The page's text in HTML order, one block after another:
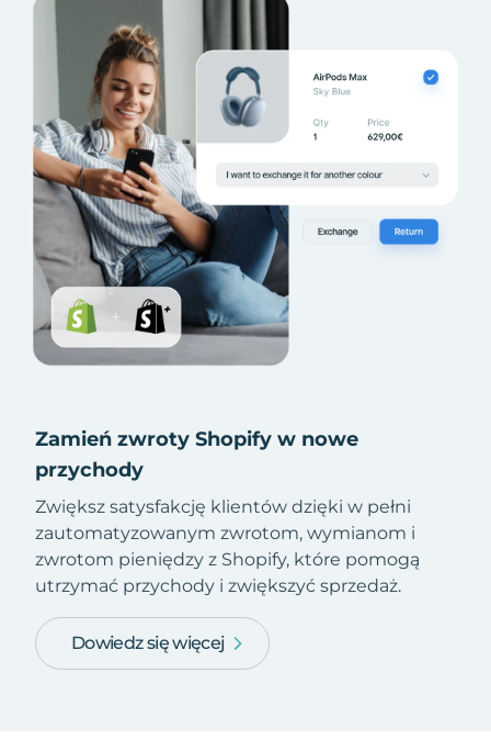
Zamień zwroty Shopify w nowe
przychody
Zwiększ satysfakcję klientów dzięki w pełni
zautomatyzowanym zwrotom, wymianom i
zwrotom pieniędzy z Shopify, które pomogą
utrzymać przychody i zwiększyć sprzedaż.
Dowiedz się więcej